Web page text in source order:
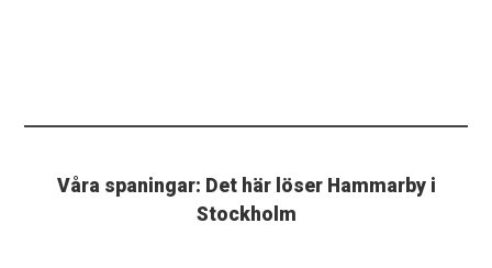
Våra spaningar: Det här löser Hammarby i
Stockholm